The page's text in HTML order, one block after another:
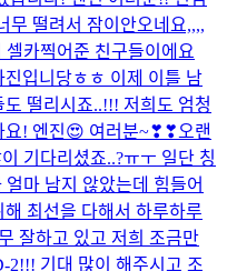
무 떨려서 잠이안오네요,,,,
셀카찍어준 친구들이에요
입니당ㅎㅎ 이제 이틀 남
떨리시죠..!!! 저희도 엄청
요! 엔진😍 여러분~❣❣ 오랜
기다리셨죠..?ㅠㅜ 일단 칭
마 남지 않았는데 힘들어
최선을 다해서 하루하루
잘하고 있고 저희 조금만
2!!! 기대 많이 해주시고 조